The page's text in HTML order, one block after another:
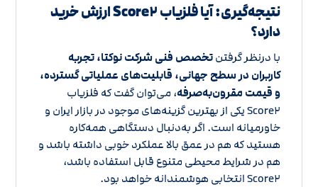
نتیجه‌گیری: آیا فلزیاب Score۲ ارزش خرید
دارد؟
با درنظر گرفتنتخصص فنی شرکت نوکتا، تجربه
کاربران در سطح جهانی، قابلیت‌های عملیاتی گسترده،
و قیمت مقرون‌به‌صرفه، می‌توان گفت که فلزیاب
Score۲ یکی از بهترین گزینه‌های موجود در بازار ایران و
خاورمیانه است. اگر به‌دنبال دستگاهی همه‌کاره
هستید که هم در عمق بالا عملکرد خوبی داشته باشد و
هم در شرایط محیطی متنوع قابل استفاده باشد،
Score۲ انتخابی هوشمندانه خواهد بود.